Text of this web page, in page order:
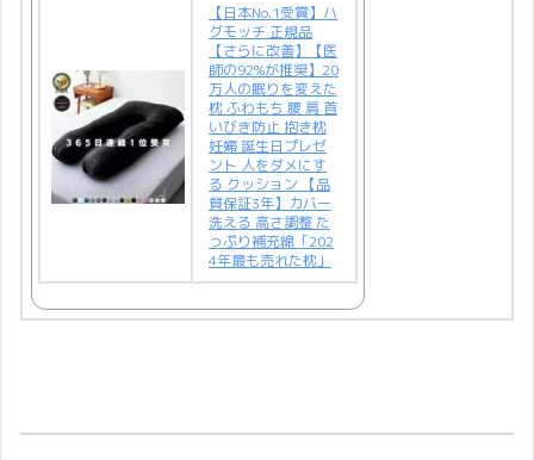
【日本No.1受賞】ハ
グモッチ 正規品
【さらに改善】【医
師の92%が推奨】20
万人の眠りを変えた
枕 ふわもち 腰 肩 首
いびき防止 抱き枕
妊婦 誕生日プレゼ
ント 人をダメにす
る クッション 【品
質保証3年】カバー
洗える 高さ調整 た
っぷり補充綿「202
4年最も売れた枕」